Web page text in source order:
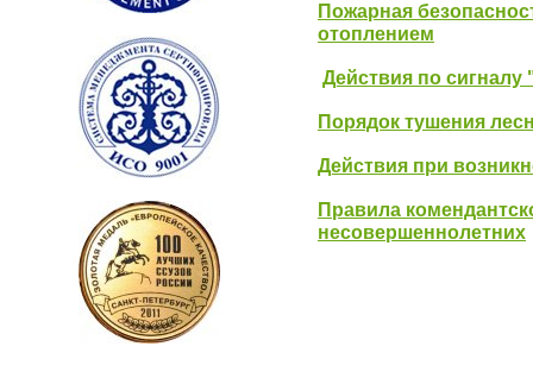
Пожарная
отоплением
Действия по
Порядок тушения
Действия при
Правила
несовершеннолетних